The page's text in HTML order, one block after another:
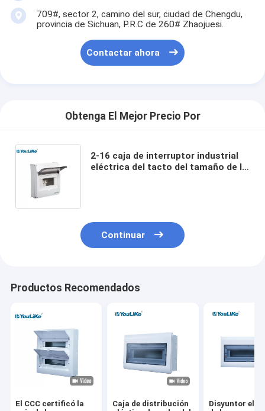
709#, sector 2, camino del sur, ciudad de Chengdu,
provincia de Sichuan, P.R.C de 260# Zhaojuesi.
Contactar ahora
Obtenga El Mejor Precio Por
2-16 caja de interruptor industrial
eléctrica del tacto del tamaño de la
Continuar
Productos Recomendados
El CCC certificó la
Caja de distribución
Disyuntor